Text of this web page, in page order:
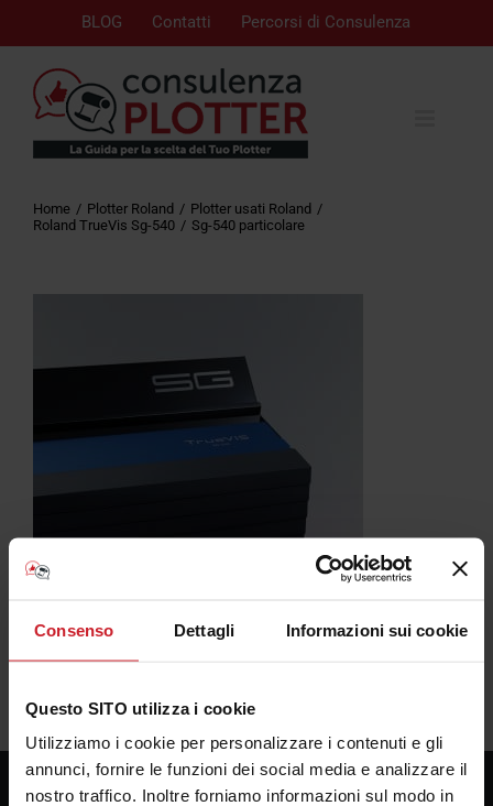
Consenso Dettagli Informazioni sui cookie
Questo SITO utilizza i cookie
Utilizziamo i cookie per personalizzare i contenuti e gli
annunci, fornire le funzioni dei social media e analizzare il
nostro traffico. Inoltre forniamo informazioni sul modo in
BLOG Contatti Percorsi di Consulenza
Home Plotter Roland
Plotter usati Roland
Roland TrueVis Sg-540
Sg-540 particolare